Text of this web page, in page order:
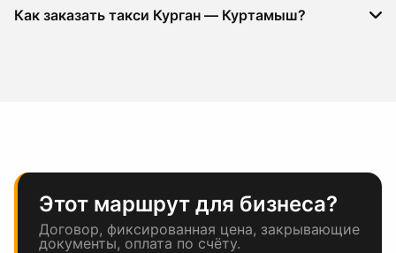
Как заказать такси Курган — Куртамыш?
Этот маршрут для бизнеса?
Договор, фиксированная цена, закрывающие
документы, оплата по счёту.